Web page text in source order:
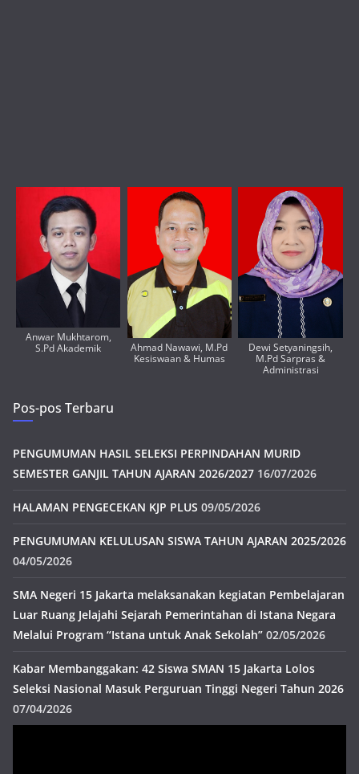
Anwar Mukhtarom,
S.Pd Akademik
Ahmad Nawawi, M.Pd
Kesiswaan & Humas
Dewi Setyaningsih,
M.Pd Sarpras &
Administrasi
Pos-pos Terbaru
PENGUMUMAN HASIL SELEKSI PERPINDAHAN MURID
SEMESTER GANJIL TAHUN AJARAN 2026/2027 16/07/2026
HALAMAN PENGECEKAN KJP PLUS 09/05/2026
PENGUMUMAN KELULUSAN SISWA TAHUN AJARAN 2025/2026
04/05/2026
SMA Negeri 15 Jakarta melaksanakan kegiatan Pembelajaran
Luar Ruang Jelajahi Sejarah Pemerintahan di Istana Negara
Melalui Program “Istana untuk Anak Sekolah” 02/05/2026
Kabar Membanggakan: 42 Siswa SMAN 15 Jakarta Lolos
Seleksi Nasional Masuk Perguruan Tinggi Negeri Tahun 2026
07/04/2026